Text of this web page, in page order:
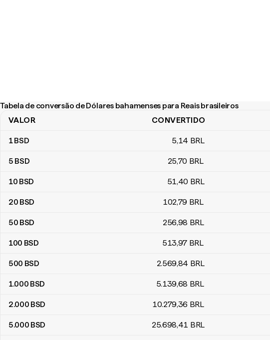
Tabela de conversão de Dólares bahamenses para Reais brasileiros
Tabela de conversão de Dólares bahamenses para Reais brasileiros
VALOR CONVERTIDO
1BSD 5,14 BRL
5 BSD 25,70 BRL
10 BSD 51,40 BRL
20 BSD 102,79 BRL
50 BSD 256,98 BRL
100 BSD 513,97 BRL
500 BSD 2.569,84 BRL
1.000 BSD 5.139,68 BRL
2.000 BSD 10.279,36 BRL
5.000 BSD 25.698,41 BRL